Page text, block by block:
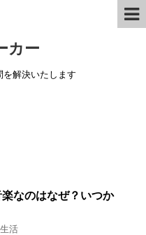
カー
解決いたします
なのはなぜ？いつか
生活